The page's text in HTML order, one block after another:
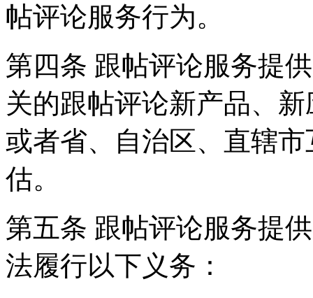
帖评论服务行为。
第四条 跟帖评论服务提
关的跟帖评论新产品、
或者省、自治区、直辖
估。
第五条 跟帖评论服务提
法履行以下义务：